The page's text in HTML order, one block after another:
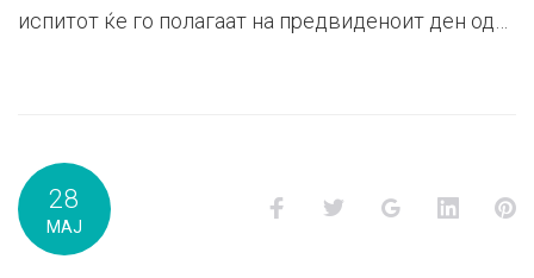
испитот ќе го полагаат на предвиденоит ден од…
28
МАЈ
FacebookTwitter Google+